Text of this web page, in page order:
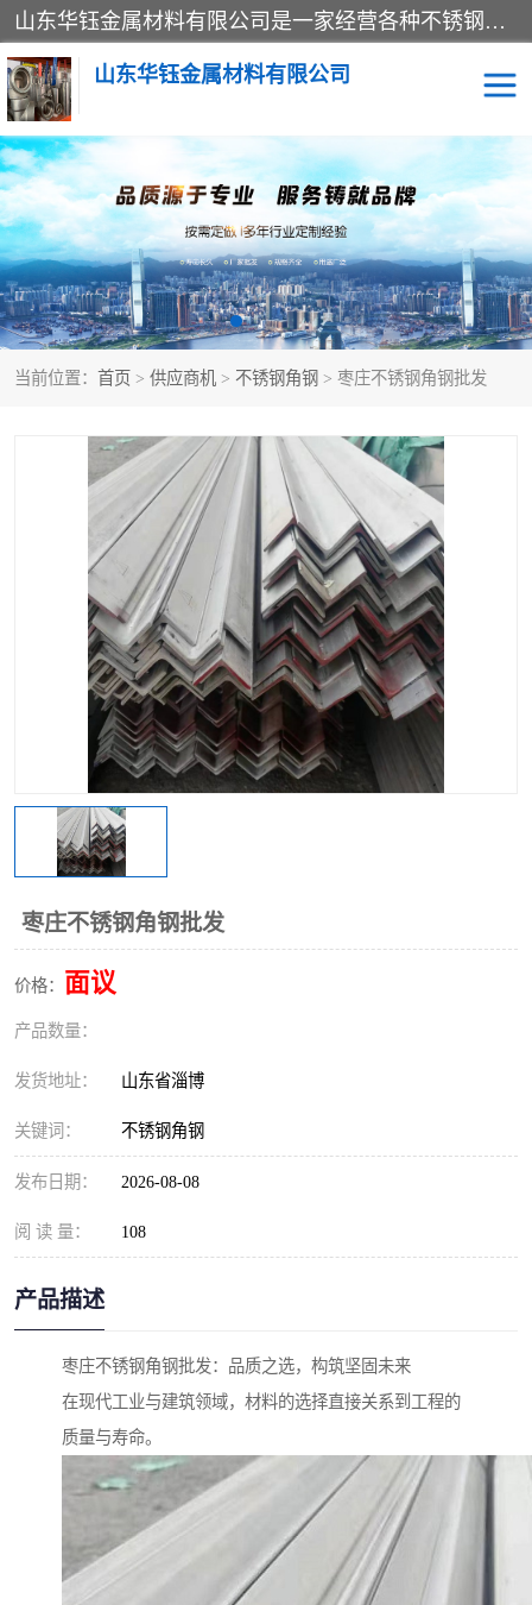
山东华钰金属材料有限公司是一家经营各种不锈钢管材、板材、圆钢、法兰、封头、型材等产品的公司；主营产品有：不锈钢管，激光切割，管件标准件，不锈钢圆钢，不锈钢人孔，不锈钢亮管，不锈钢角钢，不锈钢加工，不锈钢管子，不锈钢工业方管，不锈钢封头，不锈钢法兰，不锈钢阀门，不锈钢槽钢，不锈钢扁钢，不锈钢板等；可为客户制作各种规格的型材及不锈钢配件、非标准件及各种容器具等，能满足客户的不同采购要求。
山东华钰金属材料有限公司
当前位置： 首页 > 供应商机 > 不锈钢角钢 > 枣庄不锈钢角钢批发
枣庄不锈钢角钢批发
价格： 面议
产品数量：
发货地址： 山东省淄博
关键词： 不锈钢角钢
发布日期： 2026-08-08
阅 读 量： 108
产品描述
枣庄不锈钢角钢批发：品质之选，构筑坚固未来
在现代工业与建筑领域，材料的选择直接关系到工程的
质量与寿命。
不锈钢管 激光切割
管件标准件 不锈钢圆钢
不锈钢人孔 不锈钢亮管
不锈钢角钢 不锈钢加工
不锈钢板 不锈钢工业方管
不锈钢法兰
不锈钢阀门 不锈钢槽钢
不锈钢扁钢